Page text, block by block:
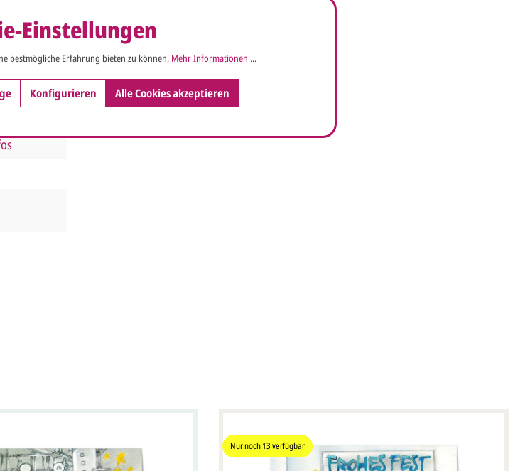
x 24 cm)
Nur noch13verfügbar
Einstellungen
bestmögliche Erfahrung bieten zu können. Mehr Informationen ...
Konfigurieren Alle Cookies akzeptieren